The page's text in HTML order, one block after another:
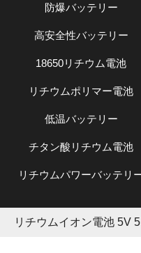
防爆バッテリー
高安全性バッテリー
18650リチウム電池
リチウムポリマー電池
低温バッテリー
チタン酸リチウム電池
リチウムパワーバッテリ
リチウムイオン電池 5V